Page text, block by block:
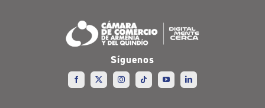
Síguenos